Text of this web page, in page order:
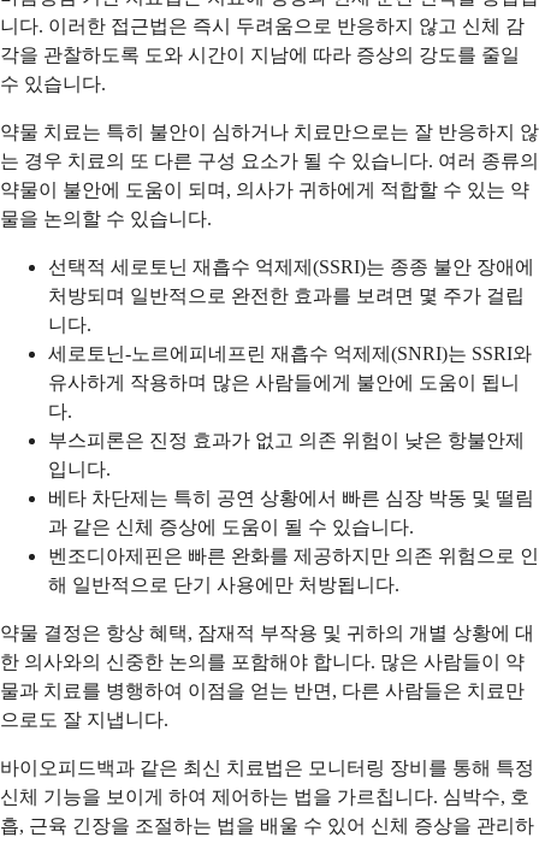
니다. 이러한 접근법은 즉시 두려움으로 반응하지 않고 신체 감
각을 관찰하도록 도와 시간이 지남에 따라 증상의 강도를 줄일
수 있습니다.
약물 치료는 특히 불안이 심하거나 치료만으로는 잘 반응하지 않
는 경우 치료의 또 다른 구성 요소가 될 수 있습니다. 여러 종류의
약물이 불안에 도움이 되며, 의사가 귀하에게 적합할 수 있는 약
물을 논의할 수 있습니다.
선택적 세로토닌 재흡수 억제제(SSRI)는 종종 불안 장애에
처방되며 일반적으로 완전한 효과를 보려면 몇 주가 걸립
니다.
세로토닌-노르에피네프린 재흡수 억제제(SNRI)는 SSRI와
유사하게 작용하며 많은 사람들에게 불안에 도움이 됩니
다.
부스피론은 진정 효과가 없고 의존 위험이 낮은 항불안제
입니다.
베타 차단제는 특히 공연 상황에서 빠른 심장 박동 및 떨림
과 같은 신체 증상에 도움이 될 수 있습니다.
벤조디아제핀은 빠른 완화를 제공하지만 의존 위험으로 인
해 일반적으로 단기 사용에만 처방됩니다.
약물 결정은 항상 혜택, 잠재적 부작용 및 귀하의 개별 상황에 대
한 의사와의 신중한 논의를 포함해야 합니다. 많은 사람들이 약
물과 치료를 병행하여 이점을 얻는 반면, 다른 사람들은 치료만
으로도 잘 지냅니다.
바이오피드백과 같은 최신 치료법은 모니터링 장비를 통해 특정
신체 기능을 보이게 하여 제어하는 법을 가르칩니다. 심박수, 호
흡, 근육 긴장을 조절하는 법을 배울 수 있어 신체 증상을 관리하